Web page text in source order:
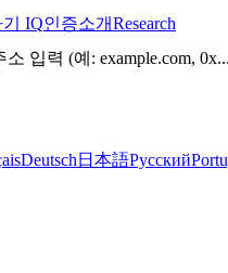
IQ인증소개Research
입력 (예: example.com,
Deutsch 日本語Русский